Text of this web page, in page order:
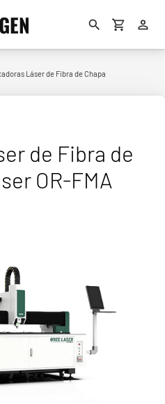
Láser de Fibra de Chapa
de Fibra de
OR-FMA